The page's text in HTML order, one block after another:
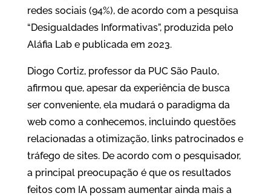
redes sociais (94%), de acordo com a pesquisa
“Desigualdades Informativas”, produzida pelo
Aláfia Lab e publicada em 2023.
Diogo Cortiz, professor da PUC São Paulo,
afirmou que, apesar da experiência de busca
ser conveniente, ela mudará o paradigma da
web como a conhecemos, incluindo questões
relacionadas a otimização, links patrocinados e
tráfego de sites. De acordo com o pesquisador,
a principal preocupação é que os resultados
feitos com IA possam aumentar ainda mais a